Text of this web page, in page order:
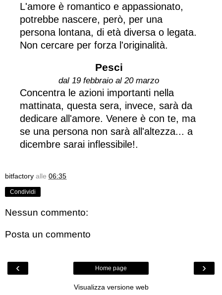
L'amore è romantico e appassionato,
potrebbe nascere, però, per una
persona lontana, di età diversa o legata.
Non cercare per forza l'originalità.
Pesci
dal 19 febbraio al 20 marzo
Concentra le azioni importanti nella
mattinata, questa sera, invece, sarà da
dedicare all'amore. Venere è con te, ma
se una persona non sarà all'altezza... a
dicembre sarai inflessibile!.
bitfactory alle 06:35
Condividi
Nessun commento:
Posta un commento
‹ ›
Home page
Visualizza versione web